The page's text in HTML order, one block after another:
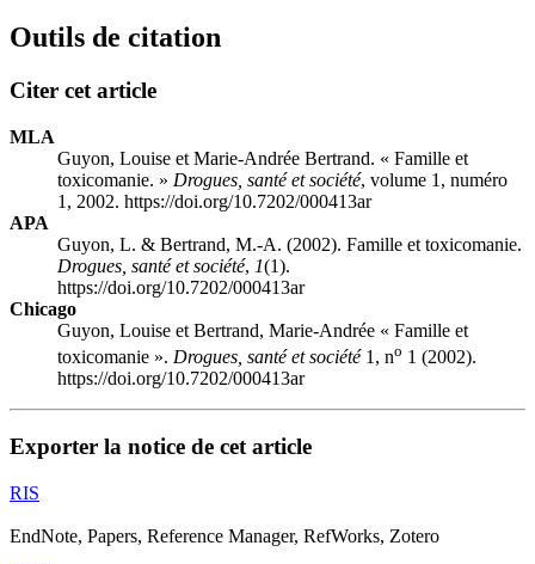
Outils de citation
Citer cet article
MLA
Guyon, Louise et Marie-Andrée Bertrand. « Famille et
toxicomanie. » Drogues, santé et société, volume 1, numéro
1, 2002. https://doi.org/10.7202/000413ar
APA
Guyon, L. & Bertrand, M.-A. (2002). Famille et toxicomanie.
Drogues, santé et société, 1(1).
https://doi.org/10.7202/000413ar
Chicago
Guyon, Louise et Bertrand, Marie-Andrée « Famille et
toxicomanie ». Drogues, santé et société1, no 1 (2002).
https://doi.org/10.7202/000413ar
Exporter la notice de cet article
RIS
EndNote, Papers, Reference Manager, RefWorks, Zotero